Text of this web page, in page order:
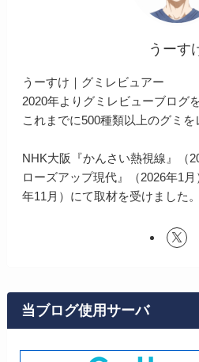
うーす
うーすけ｜グミレビュアー
2020年よりグミレビューブログを
これまでに500種類以上のグミを
NHK大阪『かんさい熱視線』（
ローズアップ現代』（2026年1
年11月）にて取材を受けました。
当ブログ使用サーバ